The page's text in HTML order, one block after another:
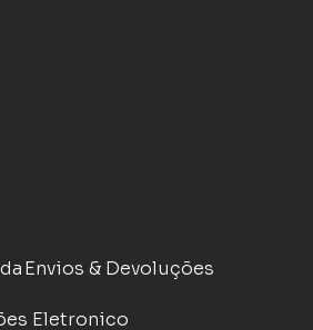
Envios & Devoluções
Eletronico